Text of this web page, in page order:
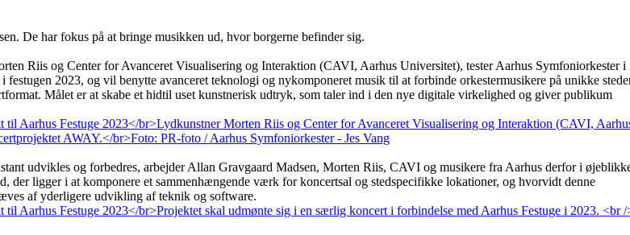
De har fokus på at bringe musikken ud, hvor borgerne befinder sig.
Riis og Center for Avanceret Visualisering og Interaktion (CAVI, Aarhus Universitet), tester Aarhus Symfoniorkester i
2023, og vil benytte avanceret teknologi og nykomponeret musik til at forbinde orkestermusikere på unikke
Målet er at skabe et hidtil uset kunstnerisk udtryk, som taler ind i den nye digitale virkelighed og giver publikum
udvikles og forbedres, arbejder Allan Gravgaard Madsen, Morten Riis, CAVI og musikere fra Aarhus derfor i
ligger i at komponere et sammenhængende værk for koncertsal og stedspecifikke lokationer, og hvorvidt denne
af yderligere udvikling af teknik og software.